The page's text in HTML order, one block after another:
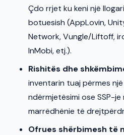
Çdo rrjet ku keni një
botuesish (AppLovin,
Network, Vungle/Liftoff,
InMobi, etj.).
Rishitës dhe
inventarin tuaj përmes
ndërmjetësimi ose SSP-
marrëdhënie të
Ofrues shërbimesh të